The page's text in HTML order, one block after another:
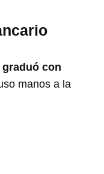
graduó con
manos a la